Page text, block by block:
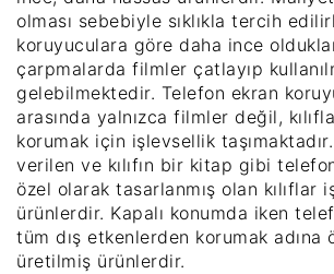
olması sebebiyle sıklıkla tercih
koruyuculara göre daha ince
çarpmalarda filmler çatlayıp
gelebilmektedir. Telefon ekran
arasında yalnızca filmler değil,
korumak için işlevsellik
verilen ve kılıfın bir kitap gibi
özel olarak tasarlanmış olan kılıflar
ürünlerdir. Kapalı konumda iken
tüm dış etkenlerden korumak adına
üretilmiş ürünlerdir.